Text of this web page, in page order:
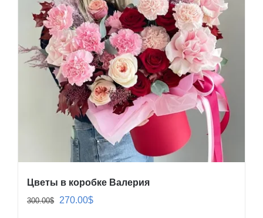
Цветы в коробке Валерия
300.00$
Первоначальная
270.00$Текущая